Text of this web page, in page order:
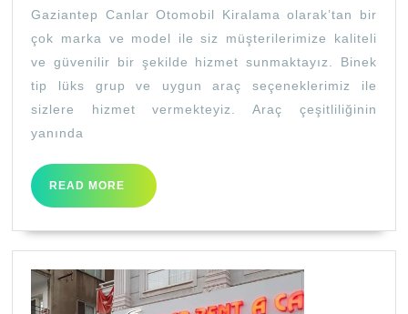
KİRALAMA
Gaziantep Canlar Otomobil Kiralama olarak’tan bir
çok marka ve model ile siz müşterilerimize kaliteli
ve güvenilir bir şekilde hizmet sunmaktayız. Binek
tip lüks grup ve uygun araç seçeneklerimiz ile
sizlere hizmet vermekteyiz. Araç çeşitliliğinin
yanında
READ MORE
READ
MORE